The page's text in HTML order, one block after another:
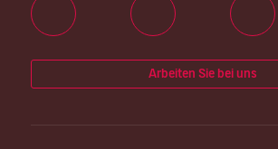
Arbeiten Sie bei uns